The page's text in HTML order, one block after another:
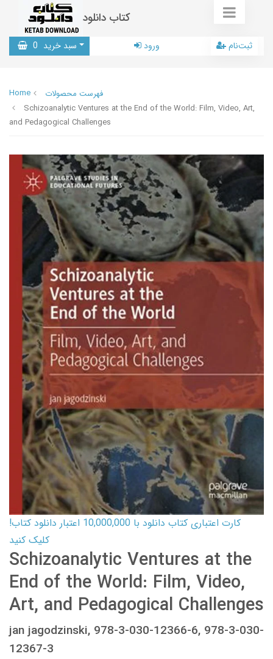
کتاب دانلود
سبد خرید 0 ورود ثبت‌نام
Home
فهرست محصولات
Schizoanalytic Ventures at the End of the World: Film, Video, Art,
and Pedagogical Challenges
کارت اعتباری کتاب دانلود با 10,000,000 اعتبار دانلود کتاب!
کلیک کنید
Schizoanalytic Ventures at the
End of the World: Film, Video,
Art, and Pedagogical Challenges
jan jagodzinski, 978-3-030-12366-6, 978-3-030-
12367-3